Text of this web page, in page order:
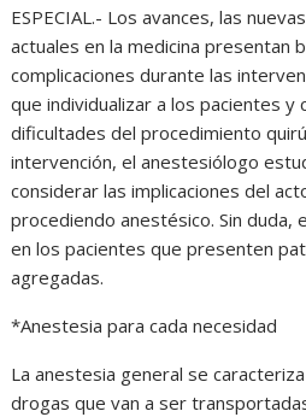
ESPECIAL.- Los avances, las
actuales en la medicina presentan
complicaciones durante las
que individualizar a los pacientes y
dificultades del procedimiento
intervención, el anestesiólogo
considerar las implicaciones del
procediendo anestésico. Sin duda,
en los pacientes que presenten
agregadas.
*Anestesia para cada necesidad
La anestesia general se
drogas que van a ser